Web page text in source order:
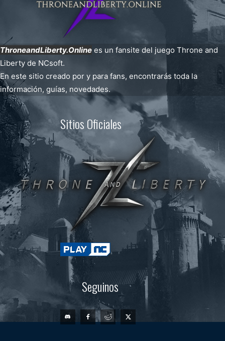
ThroneandLiberty.Online es un fansite del juego Throne and
Liberty de NCsoft.
En este sitio creado por y para fans, encontrarás toda la
información, guías, novedades.
Sitios Oficiales
Seguinos